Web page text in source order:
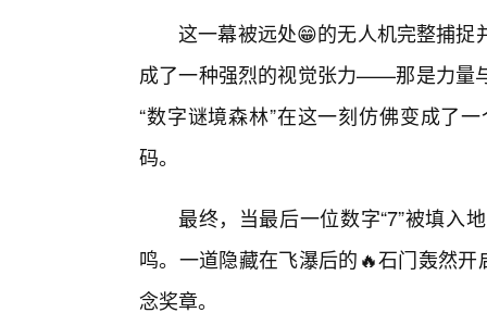
这一幕被远处😁的无人机完整捕捉
成了一种强烈的视觉张力——那是力量
“数字谜境森林”在这一刻仿佛变成了
码。
最终，当最后一位数字“7”被填入
鸣。一道隐藏在飞瀑后的🔥石门轰然
念奖章。